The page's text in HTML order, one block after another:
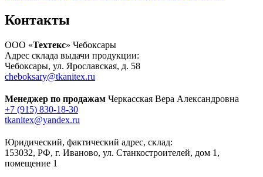
Контакты
ООО «Техтекс» Чебоксары
Адрес склада выдачи продукции:
Чебоксары, ул. Ярославская, д. 58
cheboksary@tkanitex.ru
Менеджер по продажам Черкасская Вера Александровна
+7 (915) 830-18-30
tkanitex@yandex.ru
Юридический, фактический адрес, склад:
153032, РФ, г. Иваново, ул. Станкостроителей, дом 1,
помещение 1